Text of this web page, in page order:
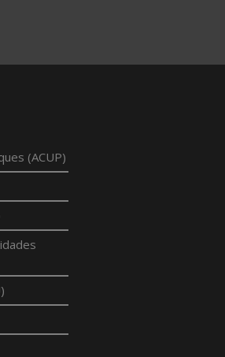
(ACUP)